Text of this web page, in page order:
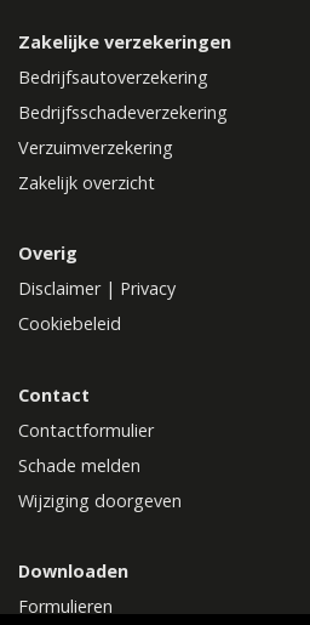
Zakelijke verzekeringen
Bedrijfsautoverzekering
Bedrijfsschadeverzekering
Verzuimverzekering
Zakelijk overzicht
Overig
Disclaimer| Privacy
Cookiebeleid
Contact
Contactformulier
Schade melden
Wijziging doorgeven
Downloaden
Formulieren